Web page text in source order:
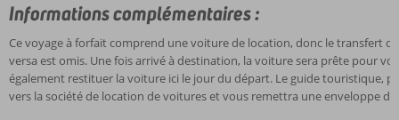
Informations complémentaires :
Ce voyage à forfait comprend une voiture de location, donc le transfert
versa est omis. Une fois arrivé à destination, la voiture sera prête pour
également restituer la voiture ici le jour du départ. Le guide touristique,
vers la société de location de voitures et vous remettra une enveloppe